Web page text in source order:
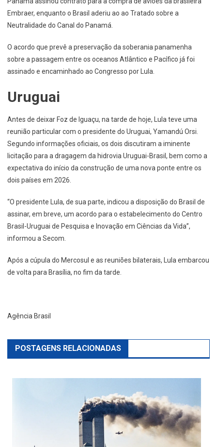
Embraer, enquanto o Brasil aderiu ao ao Tratado sobre a
Neutralidade do Canal do Panamá.
O acordo que prevê a preservação da soberania panamenha
sobre a passagem entre os oceanos Atlântico e Pacífico já foi
assinado e encaminhado ao Congresso por Lula.
Uruguai
Antes de deixar Foz de Iguaçu, na tarde de hoje, Lula teve uma
reunião particular com o presidente do Uruguai, Yamandú Orsi.
Segundo informações oficiais, os dois discutiram a iminente
licitação para a dragagem da hidrovia Uruguai-Brasil, bem como a
expectativa do início da construção de uma nova ponte entre os
dois países em 2026.
“O presidente Lula, de sua parte, indicou a disposição do Brasil de
assinar, em breve, um acordo para o estabelecimento do Centro
Brasil-Uruguai de Pesquisa e Inovação em Ciências da Vida”,
informou a Secom.
Após a cúpula do Mercosul e as reuniões bilaterais, Lula embarcou
de volta para Brasília, no fim da tarde.
Agência Brasil
POSTAGENS RELACIONADAS